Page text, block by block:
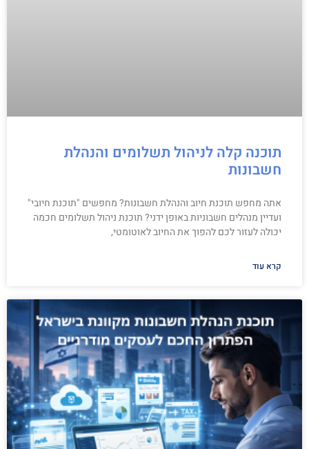
תוכנה קלה לניהול תשלומים והנהלת
חשבונות
אתה מחפש תוכנת חיוב והנהלת חשבונות? מחפשים "תוכנת חיובי"
ועדיין מנהלים חשבוניות באופן ידני? תוכנת ניהול תשלומים חכמה
יכולה לעזור לכם להפוך את החיוב לאוטומטי,
קרא עוד